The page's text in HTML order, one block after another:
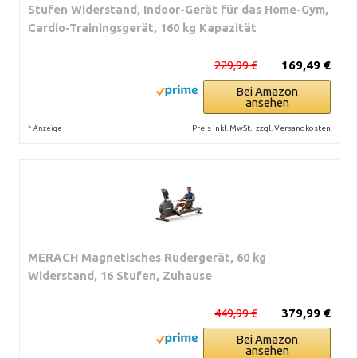
Stufen Widerstand, Indoor-Gerät für das Home-Gym,
Cardio-Trainingsgerät, 160 kg Kapazität
169,49 €
229,99 €
Bei Amazon
ansehen
* Anzeige Preis inkl. MwSt., zzgl. Versandkosten
MERACH Magnetisches Rudergerät, 60 kg
Widerstand, 16 Stufen, Zuhause
379,99 €
449,99 €
Bei Amazon
ansehen